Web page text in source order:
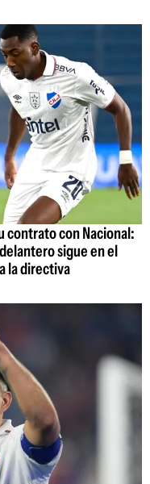
contrato con Nacional:
sigue en el
la directiva